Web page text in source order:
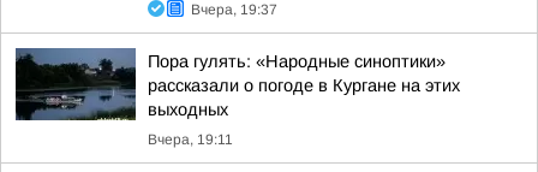
Вчера, 19:37
Пора гулять: «Народные синоптики»
рассказали о погоде в Кургане на этих
выходных
Вчера, 19:11